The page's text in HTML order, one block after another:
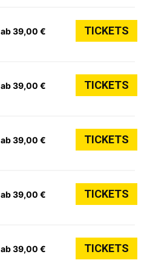
ab 39,00 € TICKETS
ab 39,00 € TICKETS
ab 39,00 € TICKETS
ab 39,00 € TICKETS
ab 39,00 € TICKETS